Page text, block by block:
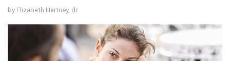
by Elizabeth Hartney, dr